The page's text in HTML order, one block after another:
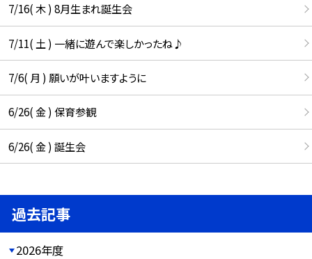
7/16( 木 ) 8月生まれ誕生会
7/11( 土 ) 一緒に遊んで楽しかったね♪
7/6( 月 ) 願いが叶いますように
6/26( 金 ) 保育参観
6/26( 金 ) 誕生会
過去記事
2026年度